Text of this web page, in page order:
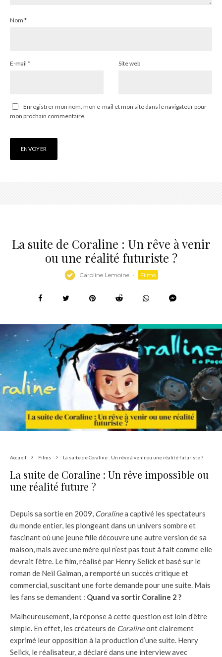
Nom *
E-mail * Site web
Enregistrer mon nom, mon e-mail et mon site dans le navigateur pour
mon prochain commentaire.
La suite de Coraline : Un rêve à venir
ou une réalité futuriste ?
Caroline Lemoine · Films
Accueil Films La suite de Coraline : Un rêve à venir ou une réalité futuriste ?
La suite de Coraline : Un rêve impossible ou
une réalité future ?
Depuis sa sortie en 2009, Coralinea captivé les spectateurs
du monde entier, les plongeant dans un univers sombre et
fascinant où une jeune fille découvre une autre version de sa
maison, mais avec une mère qui n’est pas tout à fait comme elle
devrait l’être. Le film, réalisé par Henry Selick et basé sur le
roman de Neil Gaiman, a remporté un succès critique et
commercial, suscitant une forte demande pour une suite. Mais
les fans se demandent : Quand va sortir Coraline 2 ?
Malheureusement, la réponse à cette question est loin d’être
simple. En effet, les créateurs de Coralineont clairement
exprimé leur opposition à la production d’une suite. Henry
Selick, le réalisateur, a déclaré dans une interview avec